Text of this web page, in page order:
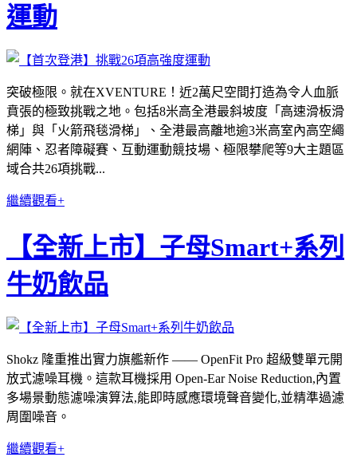
運動
突破極限。就在XVENTURE！近2萬尺空間打造為令人血脈
賁張的極致挑戰之地。包括8米高全港最斜坡度「高速滑板滑
梯」與「火箭飛毯滑梯」、全港最高離地逾3米高室內高空繩
網陣、忍者障礙賽、互動運動競技場、極限攀爬等9大主題區
域合共26項挑戰...
繼續觀看+
【全新上市】子母Smart+系列
牛奶飲品
Shokz 隆重推出實力旗艦新作 —— OpenFit Pro 超級雙單元開
放式濾噪耳機。這款耳機採用 Open-Ear Noise Reduction,內置
多場景動態濾噪演算法,能即時感應環境聲音變化,並精準過濾
周圍噪音。
繼續觀看+